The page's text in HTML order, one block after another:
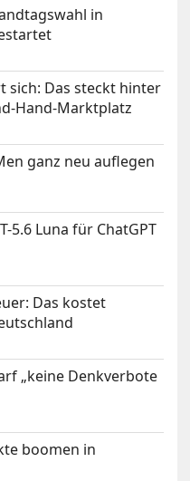
in
sich: Das steckt hinter
Hand-Marktplatz
ganz neu auflegen
5.6 Luna für ChatGPT
Das kostet
„keine Denkverbote
boomen in